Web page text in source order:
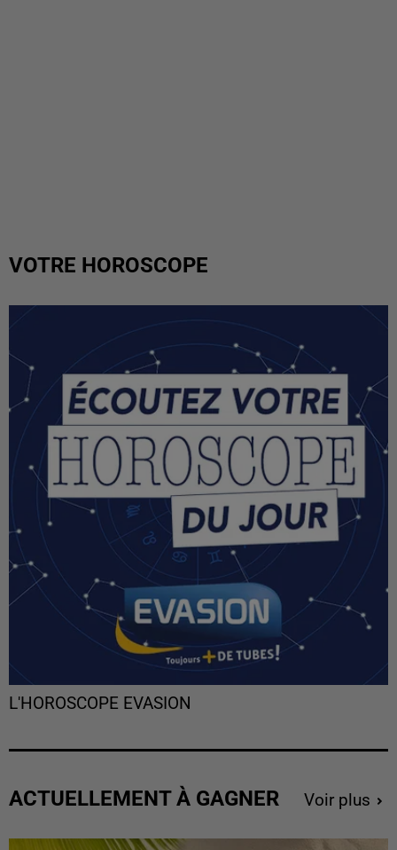
VOTRE HOROSCOPE
L'HOROSCOPE EVASION
ACTUELLEMENT À GAGNER Voir plus